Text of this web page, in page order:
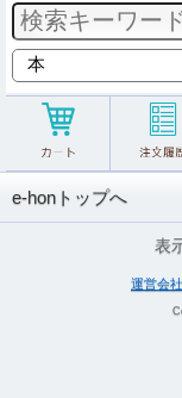
e-honトップへ
表
運営会